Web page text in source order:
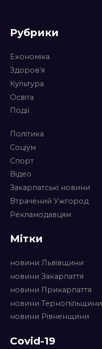
Рубрики
Економіка
Здоров’я
Культура
Освіта
Події
Політика
Соціум
Спорт
Відео
Закарпатські новини
Втрачений Ужгород
Рекламодавцям
Мітки
новини Львівщини
новини Закарпаття
новини Прикарпаття
новини Тернопільщини
новини Рівненщини
Covid-19